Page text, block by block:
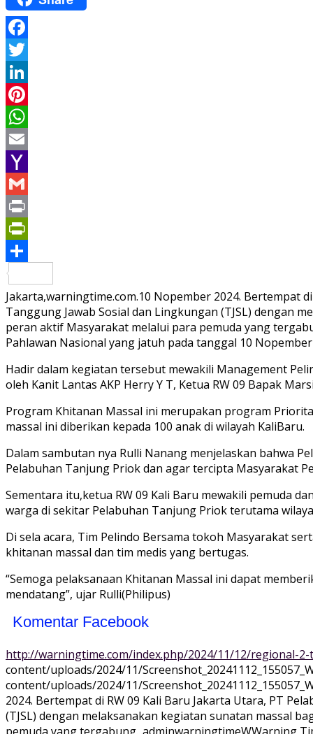
Facebook
Twitter
LinkedIn
Pinterest
WhatsApp
Email
Yahoo
Mail
Gmail
Print
PrintFriendly
Jakarta,warningtime.com.10 Nopember 2024. Bertempat
Tanggung Jawab Sosial dan Lingkungan (TJSL) dengan
peran aktif Masyarakat melalui para pemuda yang
Pahlawan Nasional yang jatuh pada tanggal 10
Hadir dalam kegiatan tersebut mewakili Management
oleh Kanit Lantas AKP Herry Y T, Ketua RW 09 Bapak
Program Khitanan Massal ini merupakan program
massal ini diberikan kepada 100 anak di wilayah KaliBaru.
Dalam sambutan nya Rulli Nanang menjelaskan bahwa
Pelabuhan Tanjung Priok dan agar tercipta Masyarakat
Sementara itu,ketua RW 09 Kali Baru mewakili pemuda
warga di sekitar Pelabuhan Tanjung Priok terutama
Di sela acara, Tim Pelindo Bersama tokoh Masyarakat
khitanan massal dan tim medis yang bertugas.
“Semoga pelaksanaan Khitanan Massal ini dapat
mendatang”, ujar Rulli(Philipus)
Komentar Facebook
http://warningtime.com/index.php/2024/11/12/regional-
content/uploads/2024/11/
content/uploads/2024/11/
2024. Bertempat di RW 09 Kali Baru Jakarta Utara, PT
(TJSL) dengan melaksanakan kegiatan sunatan massal